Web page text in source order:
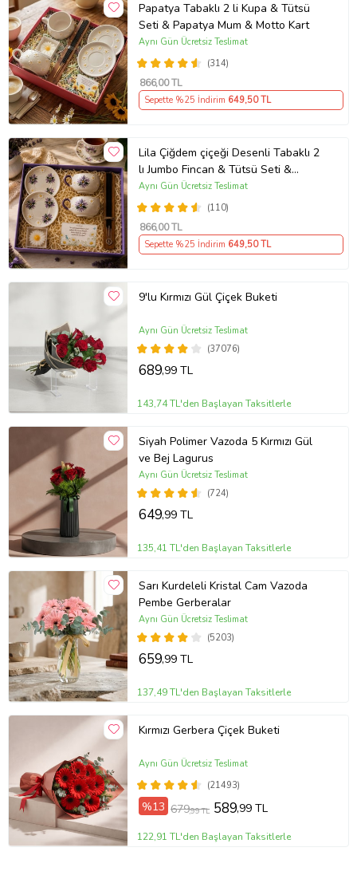
Papatya Tabaklı 2 li Kupa & Tütsü
Seti & Papatya Mum & Motto Kart
(314)
Aynı Gün Ücretsiz Teslimat
866,00 TL
Sepette %25 İndirim 649,50 TL
Lila Çiğdem çiçeği Desenli Tabaklı 2
lı Jumbo Fincan & Tütsü Seti &
Papatya Mum &
(110)
Aynı Gün Ücretsiz Teslimat
866,00 TL
Sepette %25 İndirim 649,50 TL
9'lu Kırmızı Gül Çiçek Buketi
(37076)
Aynı Gün Ücretsiz Teslimat
689,99 TL
143,74 TL'den Başlayan Taksitlerle
Siyah Polimer Vazoda 5 Kırmızı Gül
ve Bej Lagurus
(724)
Aynı Gün Ücretsiz Teslimat
649,99 TL
135,41 TL'den Başlayan Taksitlerle
Sarı Kurdeleli Kristal Cam Vazoda
Pembe Gerberalar
(5203)
Aynı Gün Ücretsiz Teslimat
659,99 TL
137,49 TL'den Başlayan Taksitlerle
Kırmızı Gerbera Çiçek Buketi
(21493)
Aynı Gün Ücretsiz Teslimat
%13 679,99 TL 589,99 TL
122,91 TL'den Başlayan Taksitlerle